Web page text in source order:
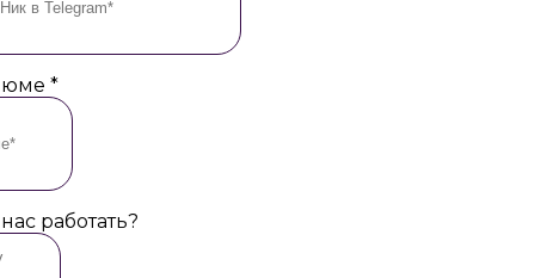
*
работать?